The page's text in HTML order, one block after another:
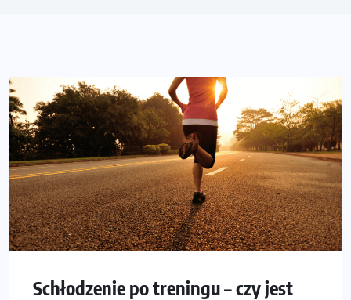
Schłodzenie po treningu – czy jest